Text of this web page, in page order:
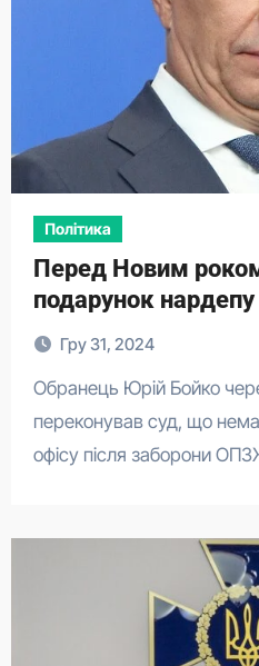
Політика
Перед Новим
подарунок
Гру 31, 2024
Обранець Юрій Бойко через свого адвоката
переконував суд, що
офісу після заборони